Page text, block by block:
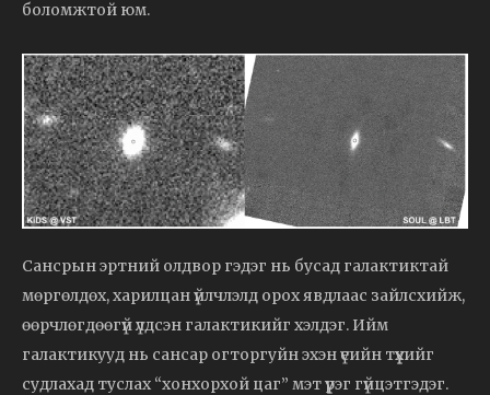
боломжтой юм.
Сансрын эртний олдвор гэдэг нь бусад галактиктай
мөргөлдөх, харилцан үйлчлэлд орох явдлаас зайлсхийж,
өөрчлөгдөөгүй үлдсэн галактикийг хэлдэг. Ийм
галактикууд нь сансар огторгуйн эхэн үеийн түүхийг
судлахад туслах “хонхорхой цаг” мэт үүрэг гүйцэтгэдэг.